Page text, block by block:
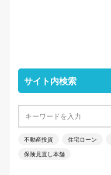
サイト内検索
不動産投資 住宅ローン
保険見直し本舗